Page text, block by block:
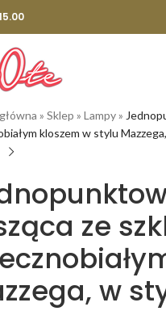
» Sklep » Lampy»
kloszem w stylu
ze
w